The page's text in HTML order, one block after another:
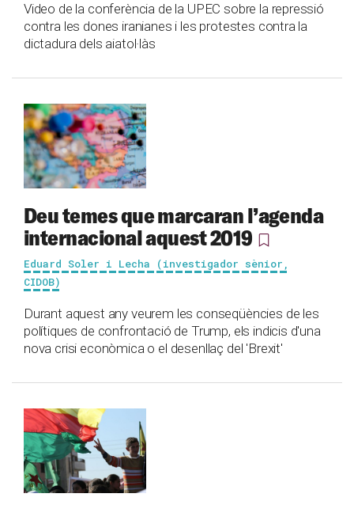
Video de la conferència de la UPEC sobre la repressió
contra les dones iranianes i les protestes contra la
dictadura dels aiatol·làs
Deu temes que marcaran l’agenda
internacional aquest 2019
Eduard Soler i Lecha (investigador sènior,
CIDOB)
Durant aquest any veurem les conseqüències de les
polítiques de confrontació de Trump, els indicis d'una
nova crisi econòmica o el desenllaç del 'Brexit'